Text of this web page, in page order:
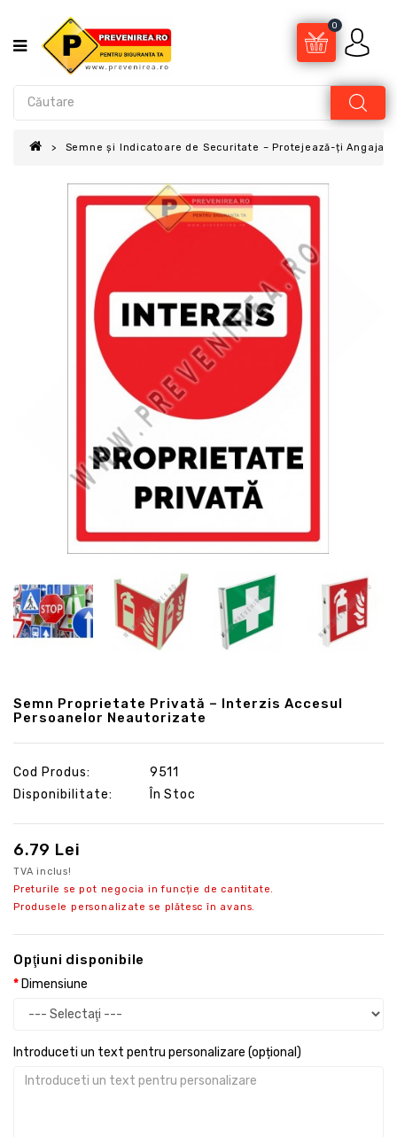
0
Semne și Indicatoare de Securitate – Protejează-ți
Semn Proprietate Privată – Interzis Accesul
Persoanelor Neautorizate
Cod Produs:
9511
Disponibilitate:
În Stoc
6.79 Lei
TVA inclus!
Preturile se pot negocia in funcție de cantitate.
Produsele personalizate se plătesc în avans.
Opţiuni disponibile
Dimensiune
Introduceti un text pentru personalizare (opțional)